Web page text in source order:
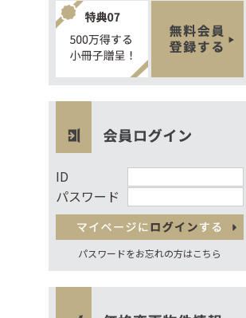
ID
パスワード
パスワードをお忘れの方はこちら